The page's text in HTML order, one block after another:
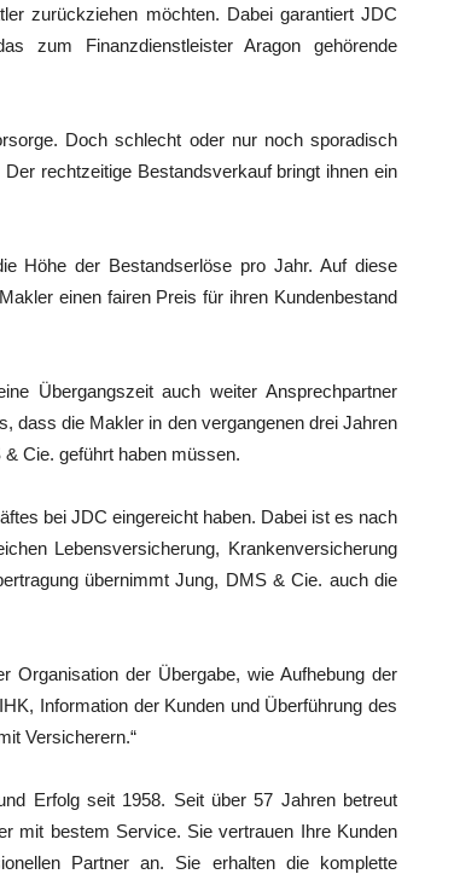
zurückziehen möchten. Dabei garantiert JDC
zum Finanzdienstleister Aragon gehörende
Doch schlecht oder nur noch sporadisch
rechtzeitige Bestandsverkauf bringt ihnen ein
Höhe der Bestandserlöse pro Jahr. Auf diese
einen fairen Preis für ihren Kundenbestand
Übergangszeit auch weiter Ansprechpartner
dass die Makler in den vergangenen drei Jahren
Cie. geführt haben müssen.
bei JDC eingereicht haben. Dabei ist es nach
Lebensversicherung, Krankenversicherung
übernimmt Jung, DMS & Cie. auch die
Organisation der Übergabe, wie Aufhebung der
Information der Kunden und Überführung des
Versicherern.“
Erfolg seit 1958. Seit über 57 Jahren betreut
mit bestem Service. Sie vertrauen Ihre Kunden
Partner an. Sie erhalten die komplette